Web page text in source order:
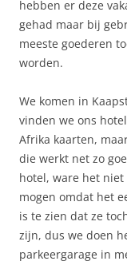
hebben er deze
gehad maar bij
meeste goederen
worden.
We komen in
vinden we ons
Afrika kaarten,
die werkt net zo
hotel, ware het
mogen omdat het
is te zien dat ze
zijn, dus we doen
parkeergarage in